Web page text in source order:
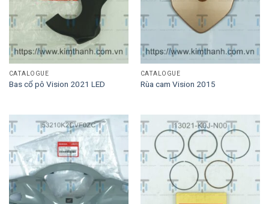
CATALOGUE
Bas cổ pô Vision 2021 LED
CATALOGUE
Rùa cam Vision 2015